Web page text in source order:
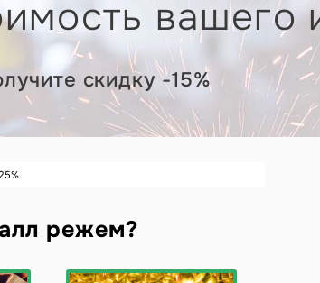
вашего
скидку -15%
%
режем?